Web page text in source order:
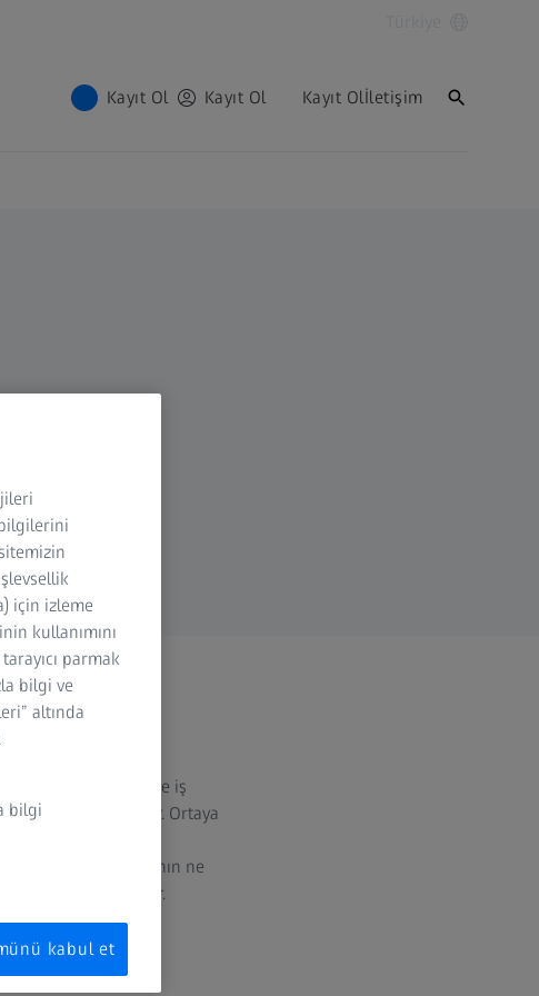
Kayıt Ol Kayıt Ol Kayıt Olİletişim
Bununla birlikte iş
devam etmektedir. Ortaya
toleranslara
ve bir parçanın ne
ifade eder.
için izleme
kullanımını
parmak
bilgi ve
altında
bilgi
kabul et